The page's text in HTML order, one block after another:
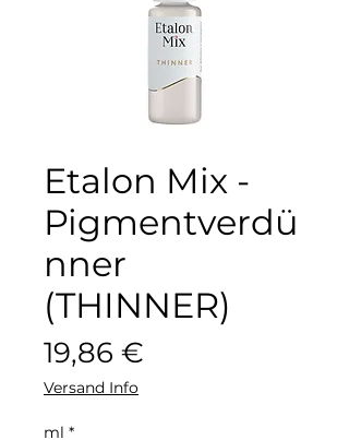
Etalon Mix -
Pigmentverdü
nner
(THINNER)
19,86 €
Versand Info
ml *